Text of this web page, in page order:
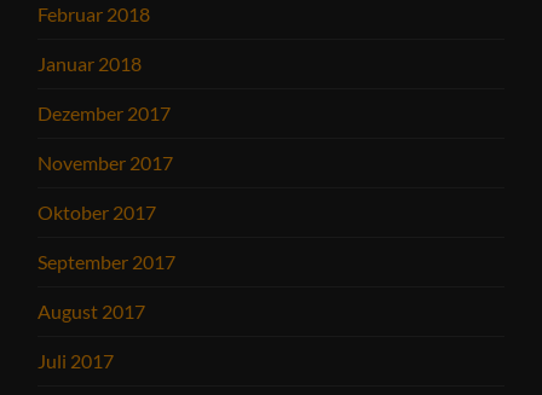
Februar 2018
Januar 2018
Dezember 2017
November 2017
Oktober 2017
September 2017
August 2017
Juli 2017